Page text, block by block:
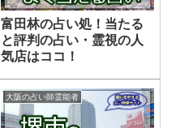
富田林の占い処！当たる
と評判の占い・霊視の人
気店はココ！
大阪の占い師霊能者